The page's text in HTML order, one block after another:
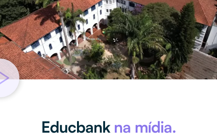
Educbank na mídia.